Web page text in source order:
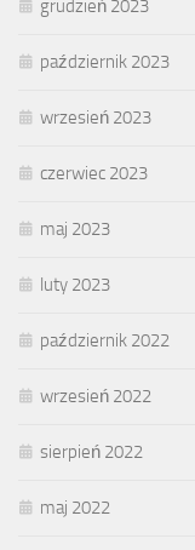
grudzień 2023
październik 2023
wrzesień 2023
czerwiec 2023
maj 2023
luty 2023
październik 2022
wrzesień 2022
sierpień 2022
maj 2022